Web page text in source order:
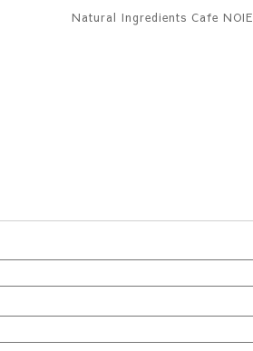
Natural Ingredients Cafe NOIE